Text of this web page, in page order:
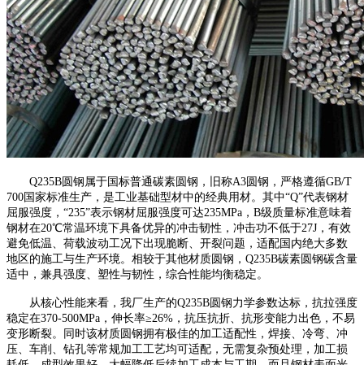
Q235B圆钢属于国标普通碳素圆钢，旧称A3圆钢，严格遵循GB/T
700国家标准生产，是工业基础型材中的经典用材。其中“Q”代表钢材
屈服强度，“235”表示钢材屈服强度可达235MPa，B级质量标准意味着
钢材在20℃常温环境下具备优异的冲击韧性，冲击功不低于27J，有效
避免低温、荷载波动工况下出现脆断、开裂问题，适配国内绝大多数
地区的施工与生产环境。相较于其他材质圆钢，Q235B碳素圆钢碳含量
适中，兼具强度、塑性与韧性，综合性能均衡稳定。
从核心性能来看，我厂生产的Q235B圆钢力学参数达标，抗拉强度
稳定在370-500MPa，伸长率≥26%，抗压抗折、抗形变能力出色，不易
变形断裂。同时该材质圆钢拥有极佳的加工适配性，焊接、冷弯、冲
压、车削、钻孔等常规加工工艺均可适配，无需复杂预处理，加工损